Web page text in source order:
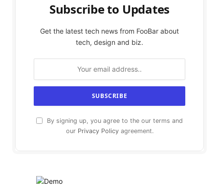
Subscribe to Updates
Get the latest tech news from FooBar about
tech, design and biz.
By signing up, you agree to the our terms and
our Privacy Policyagreement.